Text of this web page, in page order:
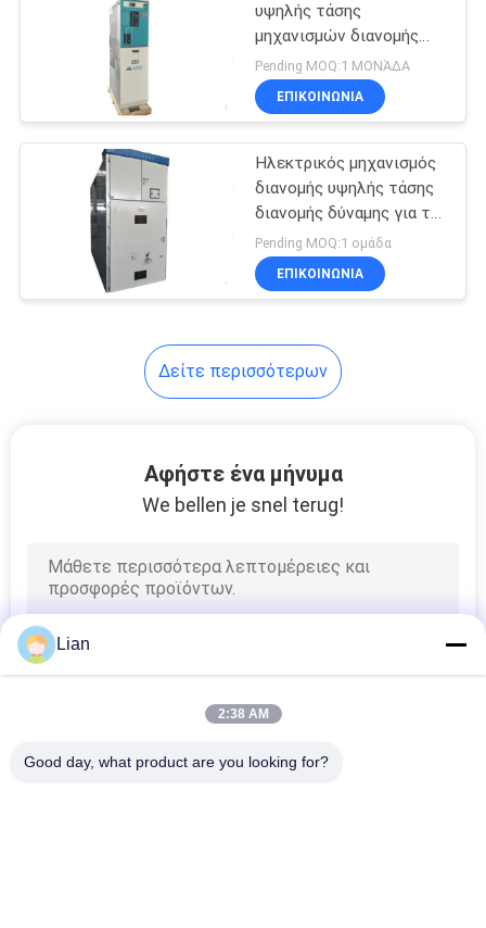
διακόπτης χαμηλής
τάσης
Διακόπτης
16
Η υψηλή τάση
αποσυνδέει το
διακόπτη
Γείωση διακόπτης
υψηλής τάσης
μηχανισμών διανομής
Sf6 RMU με
33Kv/36Kv/40.5Kv
Pending MOQ:1 ΜΟΝΆΔΑ
ΕΠΙΚΟΙΝΩΝΊΑ
Ηλεκτρικός μηχανισμός
διανομής υψηλής τάσης
διανομής δύναμης για τις
επιχειρήσεις μεταλλείας
Pending MOQ:1 ομάδα
ΕΠΙΚΟΙΝΩΝΊΑ
Δείτε περισσότερων
Αφήστε ένα μήνυμα
We bellen je snel terug!
Lian
2:38 AM
Good day, what product are you looking for?